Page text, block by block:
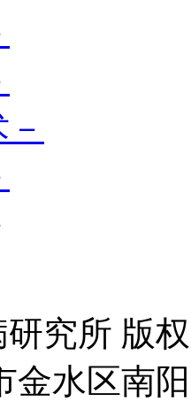
究所 版
金水区南